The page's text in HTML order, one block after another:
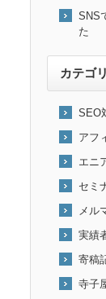
SNS
た
カテゴ
SEO
アフ
エニ
セミ
メル
実績
寄稿
寺子